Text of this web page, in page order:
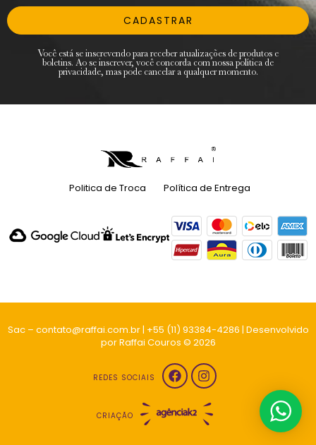
CADASTRAR
Você está se inscrevendo para receber atualizações de produtos e
boletins. Ao se inscrever, você concorda com nossa política de
privacidade, mas pode cancelar a qualquer momento.
Politica de Troca Política de Entrega
Sac – contato@raffai.com.br | +55 (11) 93384-4286 | Desenvolvido
por Raffai Couros © 2026
REDES SOCIAIS
CRIAÇÃO